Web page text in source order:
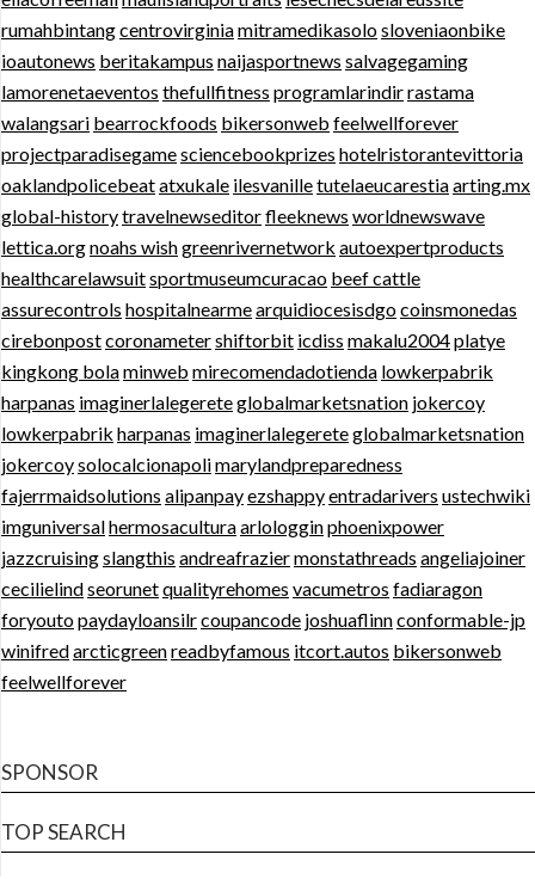
rumahbintangcentrovirginiamitramedikasolosloveniaonbike
ioautonews beritakampus naijasportnews salvagegaming
lamorenetaeventos thefullfitness programlarindirrastama
walangsari bearrockfoods bikersonweb feelwellforever
projectparadisegamesciencebookprizes hotelristorantevittoria
oaklandpolicebeatatxukale ilesvanilletutelaeucarestiaarting.mx
global-historytravelnewseditorfleeknews worldnewswave
lettica.orgnoahs wishgreenrivernetwork autoexpertproducts
healthcarelawsuitsportmuseumcuracao beef cattle
assurecontrols hospitalnearmearquidiocesisdgocoinsmonedas
cirebonpostcoronametershiftorbit icdiss makalu2004platye
kingkong bolaminweb mirecomendadotienda lowkerpabrik
harpanas imaginerlalegereteglobalmarketsnation jokercoy
lowkerpabrik harpanas imaginerlalegereteglobalmarketsnation
jokercoysolocalcionapolimarylandpreparedness
fajerrmaidsolutions alipanpayezshappyentradarivers ustechwiki
imguniversalhermosaculturaarlologginphoenixpower
jazzcruisingslangthis andreafraziermonstathreads angeliajoiner
cecilielindseorunetqualityrehomes vacumetros fadiaragon
foryoutopaydayloansilrcoupancode joshuaflinnconformable-jp
winifredarcticgreenreadbyfamous itcort.autos bikersonweb
feelwellforever
SPONSOR
TOP SEARCH